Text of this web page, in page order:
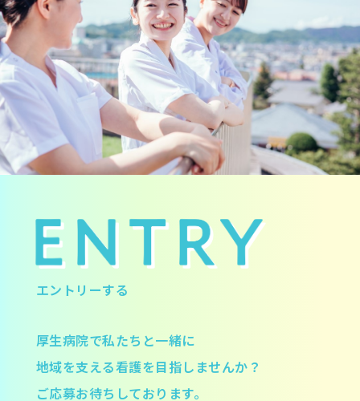
エントリーする
厚生病院で私たちと一緒に
地域を支える看護を目指しませんか？
ご応募お待ちしております。